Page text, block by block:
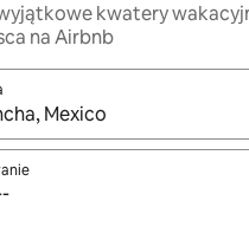
kwatery
na Airbnb
będą dostępne, możesz